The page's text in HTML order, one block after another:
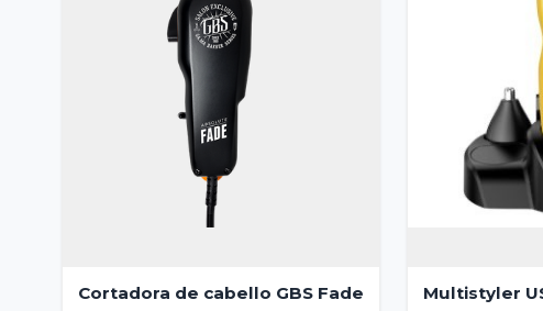
Cortadora de cabello GBS Fade Multistyler